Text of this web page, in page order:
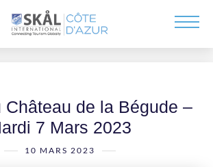
Château de la Bégude –
7 Mars 2023
10 MARS 2023